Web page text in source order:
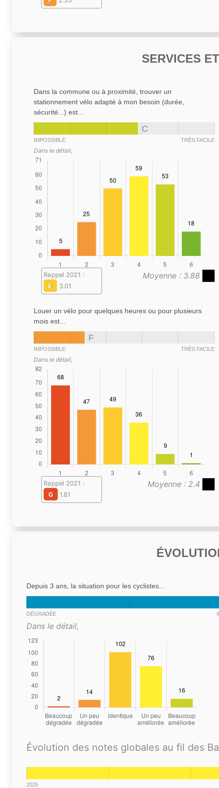
SERVICES
Dans la commune ou à proximité, trouver un
stationnement vélo adapté à mon besoin (durée,
sécurité...) est...
C
IMPOSSIBLE TRÈS FACILE
Dans le détail,
Moyenne : 3.88
Rappel 2021 :
E
3.01
Louer un vélo pour quelques heures ou pour plusieurs
mois est...
F
IMPOSSIBLE TRÈS FACILE
Dans le détail,
Moyenne : 2.4
Rappel 2021 :
G
1.81
Depuis 3 ans, la situation pour les cyclistes...
DÉGRADÉE
Dans le détail,
Évolution des notes globales au fil des
2025